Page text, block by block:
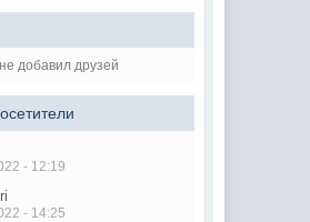
добавил друзей
- 12:19
- 14:25